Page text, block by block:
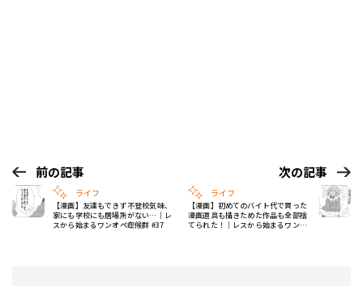
前の記事
ライフ
【漫画】友達もできず不登校気味、
家にも学校にも居場所がない…｜レ
スから始まるワンオペ症候群 #37
次の記事
ライフ
【漫画】初めてのバイト代で買った
漫画道具も描きためた作品も全部捨
てられた！｜レスから始まるワンオ